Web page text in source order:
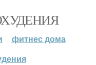
фитнес дома